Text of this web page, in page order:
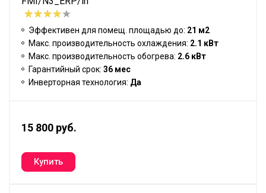
Эффективен для помещ. площадью до: 21 м2
Макс. производительность охлаждения: 2.1 кВт
Макс. производительность обогрева: 2.6 кВт
Гарантийный срок: 36 мес
Инверторная технология: Да
15 800 руб.